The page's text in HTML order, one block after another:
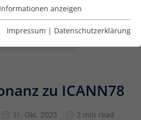
zu ICANN78
31. Okt. 2023 2 min read
ermöglichen es uns zu
anzeigen
Impressum | Datenschutzerklärung